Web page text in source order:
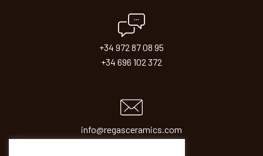
+34 972 87 08 95
+34 696 102 372
info@regasceramics.com